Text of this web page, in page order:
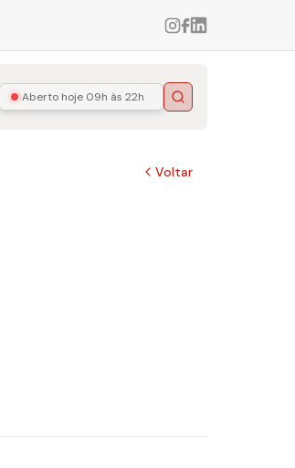
Aberto hoje 09h às 22h Buscar
Voltar